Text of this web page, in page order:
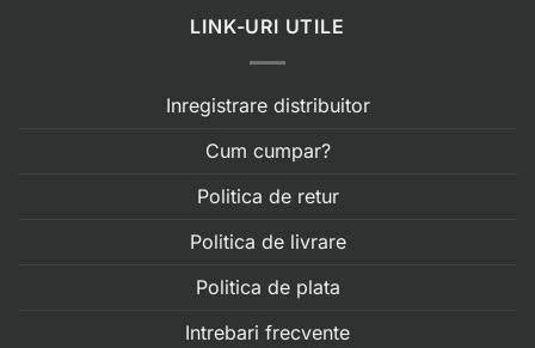
LINK-URI UTILE
Inregistrare distribuitor
Cum cumpar?
Politica de retur
Politica de livrare
Politica de plata
Intrebari frecvente